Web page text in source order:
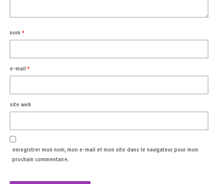
nom *
e-mail *
site web
enregistrer mon nom, mon e-mail et mon site dans le navigateur pour mon
prochain commentaire.